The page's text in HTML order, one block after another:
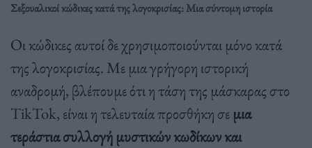
Σεξουαλικοί κώδικες κατά της λογοκρισίας: Μια σύντομη ιστορία
Οι κώδικες αυτοί δε χρησιμοποιούνται μόνο κατά
της λογοκρισίας. Με μια γρήγορη ιστορική
αναδρομή, βλέπουμε ότι η τάση της μάσκαρας στο
TikTok, είναι η τελευταία προσθήκη σε μια
τεράστια συλλογή μυστικών κωδίκων και